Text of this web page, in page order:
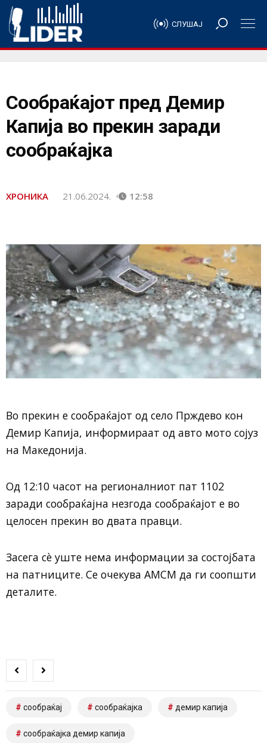
СЛУШАЈ
Сообраќајот пред Демир
Капија во прекин заради
сообраќајка
ХРОНИКА 21.06.2024. 12:58
Во прекин е сообраќајот од село Прждево кон
Демир Капија, информираат од авто мото сојуз
на Македонија.
Oд 12:10 часот на регионалниот пат 1102
заради сообраќајна незгода сообраќајот е во
целосен прекин во двата правци.
Засега сè уште нема информации за состојбата
на патниците. Се очекува АМСМ да ги соопшти
деталите.
сообраќај сообраќајка демир капија
сообраќајка демир капија